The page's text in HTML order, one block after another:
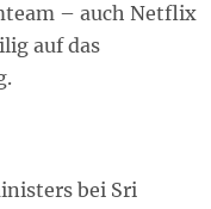
– auch Netflix
auf das
bei Sri